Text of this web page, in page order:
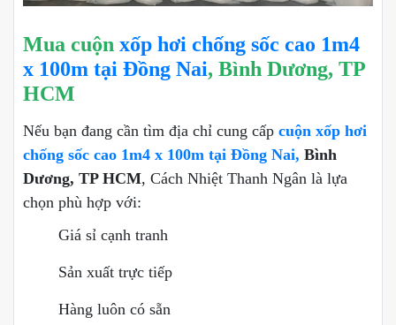
Mua cuộn xốp hơi chống sốc cao 1m4
x 100m tại Đồng Nai, Bình Dương, TP
HCM
Nếu bạn đang cần tìm địa chỉ cung cấp cuộn xốp hơi
chống sốc cao 1m4 x 100m tại Đồng Nai, Bình
Dương, TP HCM, Cách Nhiệt Thanh Ngân là lựa
chọn phù hợp với:
Giá sỉ cạnh tranh
Sản xuất trực tiếp
Hàng luôn có sẵn